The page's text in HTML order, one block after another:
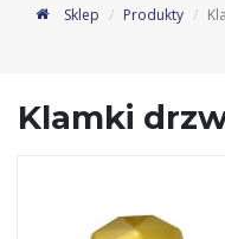
Sklep Produkty
Klamki